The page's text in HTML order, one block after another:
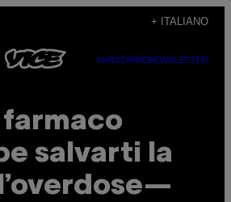
+ ITALIANO
SUBSCRIBENEWSLETTER
salvarti la